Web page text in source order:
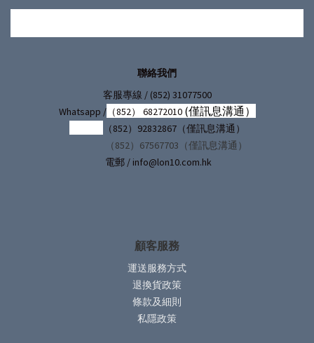
聯絡我們
客服專線 / (852) 31077500
Whatsapp /（852） 68272010 (僅訊息溝通）
（852）92832867（僅訊息溝通）
（852）67567703（僅訊息溝通）
電郵 / info@lon10.com.hk
顧客服務
運送服務方式
退換貨政策
條款及細則
私隱政策